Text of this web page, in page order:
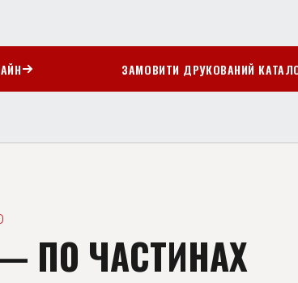
ЗАМОВИТИ ДРУКОВАНИЙ
ПО ЧАСТИНАХ